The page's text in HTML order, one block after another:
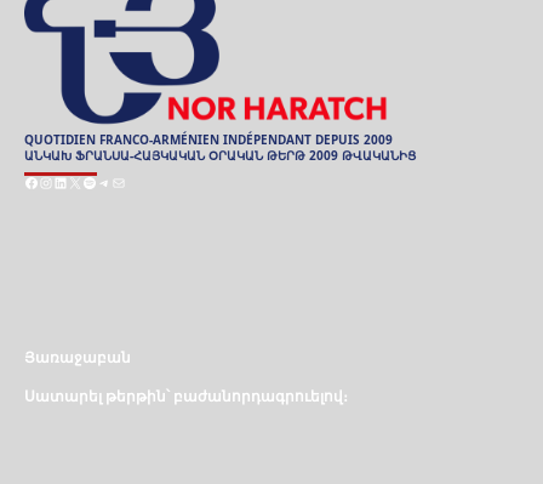
QUOTIDIEN FRANCO-ARMÉNIEN INDÉPENDANT DEPUIS 2009
ԱՆԿԱԽ ՖՐԱՆՍԱ-ՀԱՅԿԱԿԱՆ ՕՐԱԿԱՆ ԹԵՐԹ 2009 ԹՎԱԿԱՆԻՑ
Facebook
Instagram
LinkedIn
X SpotifyTelegram
Mail
Յառաջաբան
Սատարել թերթին՝ բաժանորդագրուելով։